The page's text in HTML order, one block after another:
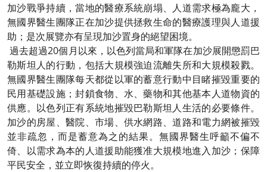
加沙戰爭持續，當地的醫療系統崩塌、人道需求極為龐大，
無國界醫生團隊正在加沙提供拯救生命的醫療護理與人道援
助；是次展覽亦有呈現加沙置身的絕望困境。
過去超過20個月以來，以色列當局和軍隊在加沙展開懲罰巴
勒斯坦人的行動，包括大規模強迫流離失所和大規模殺戮。
無國界醫生團隊每天都從以軍的蓄意行動中目睹摧毀重要的
民用基礎設施；封鎖食物、水、藥物和其他基本人道物資的
供應。以色列正有系統地摧毀巴勒斯坦人生活的必要條件。
加沙的房屋、醫院、市場、供水網路、道路和電力網被摧毀
並非疏忽，而是蓄意為之的結果。無國界醫生呼籲不偏不
倚、以需求為本的人道援助能獲准大規模地進入加沙；保障
平民安全，並立即恢復持續的停火。